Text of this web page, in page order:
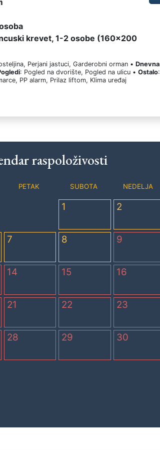
krevet, 1-2 osobe (160x200
Perjani jastuci, Garderobni orman •Dnevna
: Pogled na dvorište, Pogled na ulicu •Ostalo:
PP alarm, Prilaz liftom, Klima uređaj
raspoloživosti
PETAK SUBOTA NEDELJA
1 2
7 8 9
14 15 16
21 22 23
28 29 30